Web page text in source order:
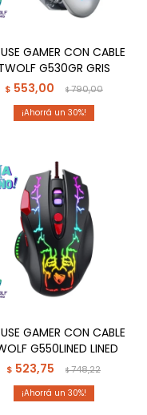
GAMER CON CABLE
G530GR GRIS
$ 553,00 $790,00
30
GAMER CON CABLE
G550LINED LINED
$ 523,75 $748,22
30